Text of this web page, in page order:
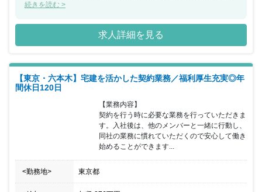
舗以上の店舗を展開するまでに成長しました。現在は、賃貸住宅を
た5つの事業を展開しています。また変化する賃貸不動産マーケッ
トに対応するため、時代の変化をチャンスと捉え、さまざまな試み
をおこなうこちらの企業様では、組織設計やブランディング、人材
をおこないチャレンジをしています。今後も「無限の可能性へ果敢
にチャレンジしていく精神」や「できない理由を考える前に、実現
する手段や方法を考える姿勢」を大切に、業界をリードし続けるこ
とが予想されます。またお客様だけでなく、エンゲージメントを向
上する取り組みも充実しています。ビッグスマイル制度（お客様の
笑顔を生み出すことに貢献した社員を評価する制度）やFA制度（社
内でポジションが空いた場合、社員に応募を募る公募制度）を通し
て、従業員の可能性を最大限に引き出す取り組みをしています。こ
ちらの求人には、法務の知識、スキルを高めたい方やこれかの会社
の中核を担っていきたい方におすすめの求人です。
続きを読む >
求人詳細を見る
【東京・六本木】宅建を活かした契約業務／福利厚生充実◎年
間休日120日
【業務内容】
契約を行う時に必要な業務を行っていただきま
す。入社後は、他のメンバーと一緒に行動し、
同社の業務に慣れていただくので安心して働き
始めることができます...
<勤務地> 東京都